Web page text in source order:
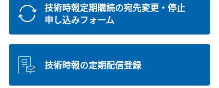
技術時報定期購読の宛先変更・停止
申し込みフォーム
技術時報の定期配信登録